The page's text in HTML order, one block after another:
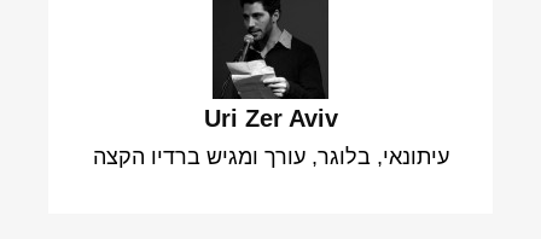
Uri Zer Aviv
עיתונאי, בלוגר, עורך ומגיש ברדיו הקצה